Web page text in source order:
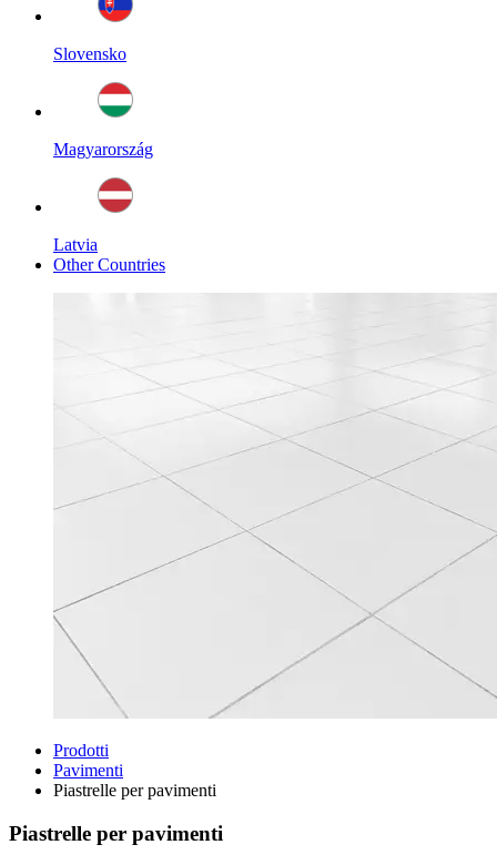
Slovensko
Magyarország
Latvia
Other Countries
Prodotti
Pavimenti
Piastrelle per pavimenti
Piastrelle per pavimenti